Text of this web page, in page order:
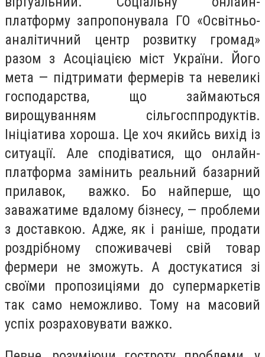
платформу запропонувала ГО «Освітньо-
аналітичний центр розвитку громад»
разом з Асоціацією міст України. Його
мета — підтримати фермерів та невеликі
господарства, що займаються
вирощуванням сільгосппродуктів.
Ініціатива хороша. Це хоч якийсь вихід із
ситуації. Але сподіватися, що онлайн-
платформа замінить реальний базарний
прилавок, важко. Бо найперше, що
заважатиме вдалому бізнесу, — проблеми
з доставкою. Адже, як і раніше, продати
роздрібному споживачеві свій товар
фермери не зможуть. А достукатися зі
своїми пропозиціями до супермаркетів
так само неможливо. Тому на масовий
успіх розраховувати важко.